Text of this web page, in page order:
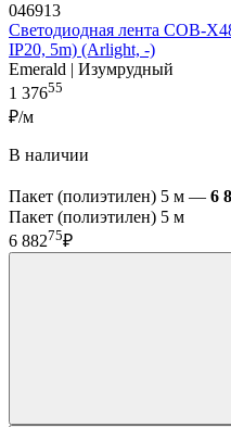
046913
Светодиодная лента COB-
IP20, 5m) (Arlight, -)
Emerald | Изумрудный
1 37655
₽/м
В наличии
Пакет (полиэтилен) 5 м — 6
Пакет (полиэтилен) 5 м
6 88275₽